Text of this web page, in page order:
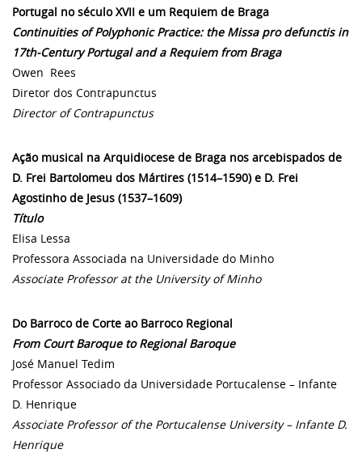
Portugal no século XVII e um Requiem de Braga
Continuities of Polyphonic Practice: the Missa pro defunctis in
17th-Century Portugal and a Requiem from Braga
Owen Rees
Diretor dos Contrapunctus
Director of Contrapunctus
Ação musical na Arquidiocese de Braga nos arcebispados de
D. Frei Bartolomeu dos Mártires (1514–1590) e D. Frei
Agostinho de Jesus (1537–1609)
Título
Elisa Lessa
Professora Associada na Universidade do Minho
Associate Professor at the University of Minho
Do Barroco de Corte ao Barroco Regional
From Court Baroque to Regional Baroque
José Manuel Tedim
Professor Associado da Universidade Portucalense – Infante
D. Henrique
Associate Professor of the Portucalense University – Infante D.
Henrique